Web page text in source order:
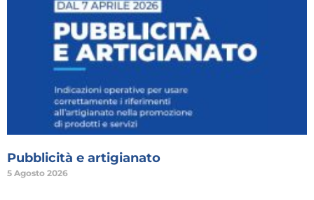
Pubblicità e artigianato
5 Agosto 2026